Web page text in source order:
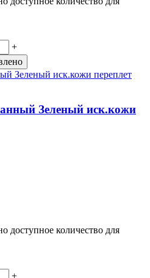
+
Зеленый иск.кожи
доступное количество для
+